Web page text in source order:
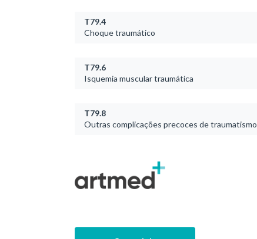
T79.4
Choque traumático
T79.6
Isquemia muscular traumática
T79.8
Outras complicações precoces de traumatismo